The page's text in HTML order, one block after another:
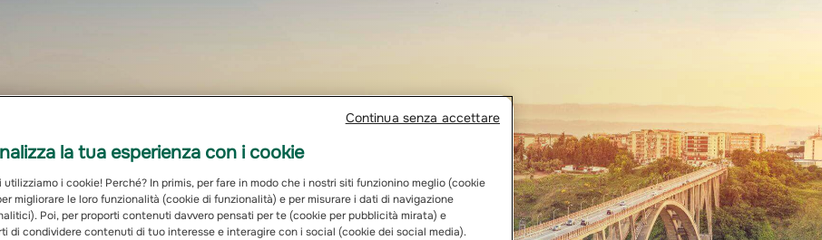
la tua esperienza con i cookie
utilizziamo i cookie! Perché? In primis, per fare in modo che i nostri siti funzionino meglio (cookie
migliorare le loro funzionalità (cookie di funzionalità) e per misurare i dati di navigazione
Poi, per proporti contenuti davvero pensati per te (cookie per pubblicità mirata) e
di condividere contenuti di tuo interesse e interagire con i social (cookie dei social media).
Continua senza accettare